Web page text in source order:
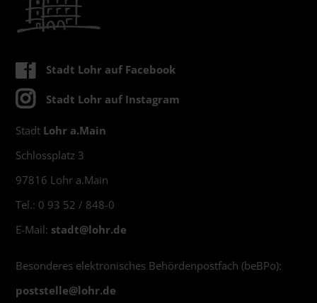
Stadt Lohr auf Facebook
Stadt Lohr auf Instagram
Stadt Lohr a.Main
Schlossplatz 3
97816 Lohr a.Main
Tel.: 0 93 52 / 848-0
E-Mail: stadt@lohr.de
Besonderes elektronisches Behördenpostfach (beBPo):
poststelle@lohr.de